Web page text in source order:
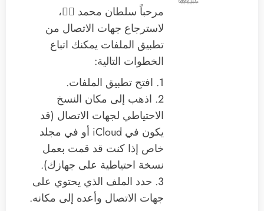
مرحباً سلطان محمد 🙋‍♂️،
لاسترجاع جهات الاتصال من
تطبيق الملفات يمكنك اتباع
الخطوات التالية:
1. افتح تطبيق الملفات.
2. اذهب إلى مكان النسخ
الاحتياطي لجهات الاتصال (قد
يكون في iCloud أو في مجلد
خاص إذا كنت قد قمت بعمل
نسخة احتياطية على جهازك).
3. حدد الملف الذي يحتوي على
جهات الاتصال وأعده إلى مكانه.